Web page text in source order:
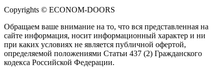
Copyrights © ECONOM-DOORS
Обращаем ваше внимание на то, что вся представленная на
сайте информация, носит информационный характер и ни
при каких условиях не является публичной офертой,
определяемой положениями Статьи 437 (2) Гражданского
кодекса Российской Федерации.